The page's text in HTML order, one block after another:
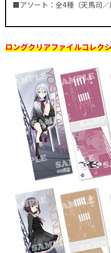
■アソート：全4種（天馬司／
ロングクリアファイルコレク